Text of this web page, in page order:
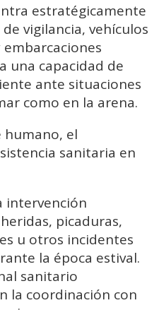
estratégicamente
vigilancia, vehículos
una capacidad de
ante situaciones
como en la arena.
humano, el
sanitaria en
intervención
picaduras,
u otros incidentes
la época estival.
sanitario
la coordinación con